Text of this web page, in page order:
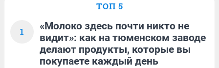
ТОП 5
1
«Молоко здесь почти никто не
видит»: как на тюменском заводе
делают продукты, которые вы
покупаете каждый день